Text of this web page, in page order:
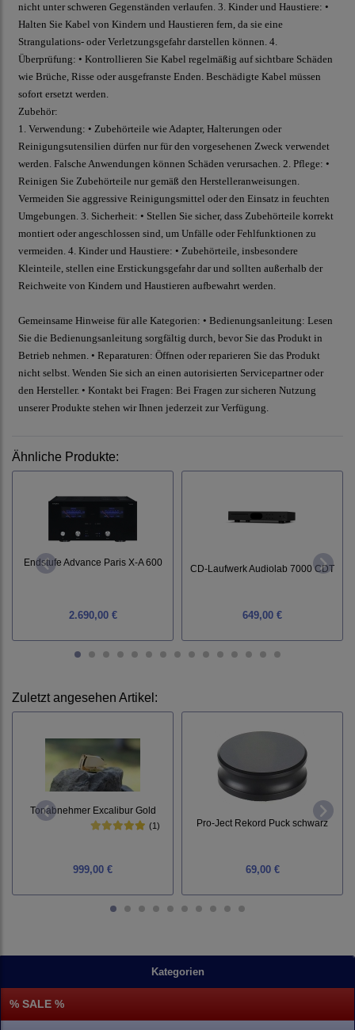
Kategorien
% SALE %
nicht unter schweren Gegenständen verlaufen. 3. Kinder und Haustiere: •
Halten Sie Kabel von Kindern und Haustieren fern, da sie eine
Strangulations- oder Verletzungsgefahr darstellen können. 4.
Überprüfung: • Kontrollieren Sie Kabel regelmäßig auf sichtbare Schäden
wie Brüche, Risse oder ausgefranste Enden. Beschädigte Kabel müssen
sofort ersetzt werden.
Zubehör:
1. Verwendung: • Zubehörteile wie Adapter, Halterungen oder
Reinigungsutensilien dürfen nur für den vorgesehenen Zweck verwendet
werden. Falsche Anwendungen können Schäden verursachen. 2. Pflege: •
Reinigen Sie Zubehörteile nur gemäß den Herstelleranweisungen.
Vermeiden Sie aggressive Reinigungsmittel oder den Einsatz in feuchten
Umgebungen. 3. Sicherheit: • Stellen Sie sicher, dass Zubehörteile korrekt
montiert oder angeschlossen sind, um Unfälle oder Fehlfunktionen zu
vermeiden. 4. Kinder und Haustiere: • Zubehörteile, insbesondere
Kleinteile, stellen eine Erstickungsgefahr dar und sollten außerhalb der
Reichweite von Kindern und Haustieren aufbewahrt werden.
Gemeinsame Hinweise für alle Kategorien: • Bedienungsanleitung: Lesen
Sie die Bedienungsanleitung sorgfältig durch, bevor Sie das Produkt in
Betrieb nehmen. • Reparaturen: Öffnen oder reparieren Sie das Produkt
nicht selbst. Wenden Sie sich an einen autorisierten Servicepartner oder
den Hersteller. • Kontakt bei Fragen: Bei Fragen zur sicheren Nutzung
unserer Produkte stehen wir Ihnen jederzeit zur Verfügung.
Ähnliche Produkte:
Endstufe Advance Paris X-A 600
2.690,00 €
CD-Laufwerk Audiolab 7000 CDT
649,00 €
Zuletzt angesehen Artikel:
Tonabnehmer Excalibur Gold
(1)
999,00 €
Pro-Ject Rekord Puck schwarz
69,00 €